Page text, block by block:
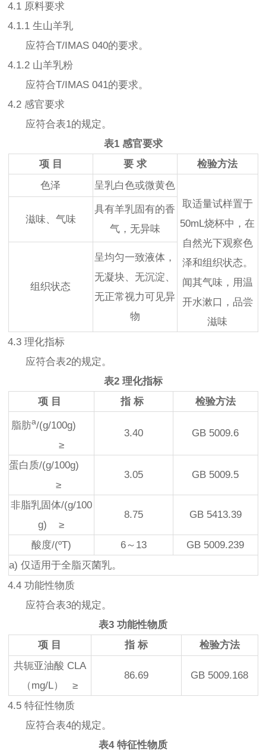
4.1 原料要求
4.1.1 生山羊乳
应符合T/IMAS 040的要求。
4.1.2 山羊乳粉
应符合T/IMAS 041的要求。
4.2 感官要求
应符合表1的规定。
表1 感官要求
项 目
要 求
检验方法
色泽
呈乳白色或微黄色
取适量试样置于
50mL烧杯中，在
自然光下观察色
泽和组织状态。
闻其气味，用温
开水漱口，品尝
滋味
滋味、气味
具有羊乳固有的香
气，无异味
组织状态
呈均匀一致液体，
无凝块、无沉淀、
无正常视力可见异
物
4.3 理化指标
应符合表2的规定。
表2 理化指标
项 目
指 标 检验方法
脂肪a/(g/100g)
≥
3.40 GB 5009.6
蛋白质/(g/100g)
≥
3.05 GB 5009.5
非脂乳固体/(g/100
g) ≥
8.75 GB 5413.39
酸度/(ºΤ) 6～13
GB 5009.239
a) 仅适用于全脂灭菌乳。
4.4 功能性物质
应符合表3的规定。
表3 功能性物质
项 目
指 标
检验方法
共轭亚油酸 CLA
（mg/L） ≥
86.69 GB 5009.168
4.5 特征性物质
应符合表4的规定。
表4 特征性物质